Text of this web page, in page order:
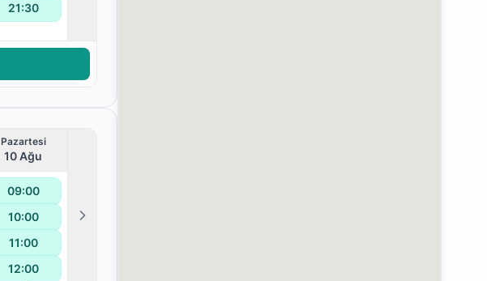
21:30
Pazartesi
10 Ağu
09:00
10:00
11:00
12:00